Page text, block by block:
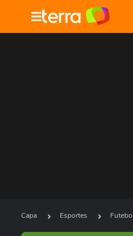
Capa Esportes Futebol